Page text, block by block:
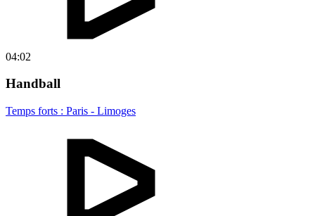
04:02
Handball
Temps forts : Paris - Limoges